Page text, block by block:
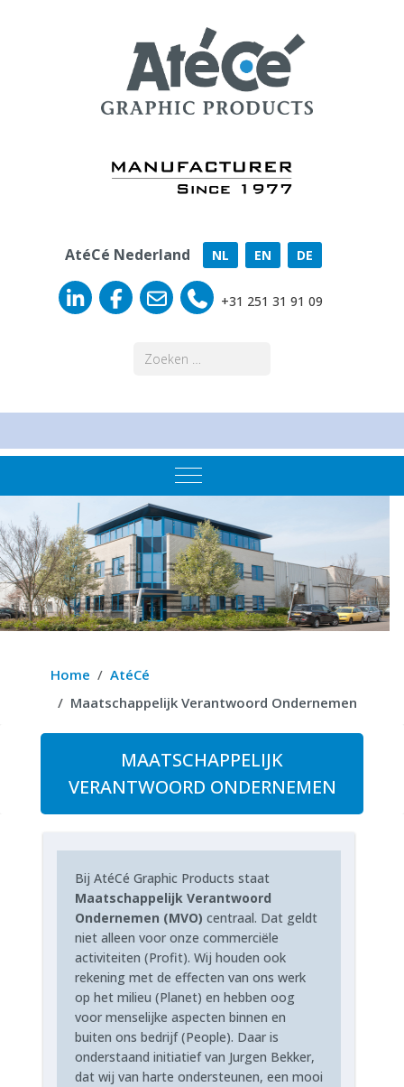
AtéCé Nederland NL EN DE
+31 251 31 91 09
Mobile Menu Toggle
Home
AtéCé
Maatschappelijk Verantwoord Ondernemen
MAATSCHAPPELIJK
VERANTWOORD ONDERNEMEN
Bij AtéCé Graphic Products staat
Maatschappelijk Verantwoord
Ondernemen (MVO) centraal. Dat geldt
niet alleen voor onze commerciële
activiteiten (Profit). Wij houden ook
rekening met de effecten van ons werk
op het milieu (Planet) en hebben oog
voor menselijke aspecten binnen en
buiten ons bedrijf (People). Daar is
onderstaand initiatief van Jurgen Bekker,
dat wij van harte ondersteunen, een mooi